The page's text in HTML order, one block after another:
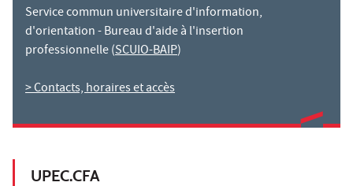
Service commun universitaire d'information,
d'orientation - Bureau d'aide à l'insertion
professionnelle (SCUIO-BAIP)
> Contacts, horaires et accès
UPEC.CFA